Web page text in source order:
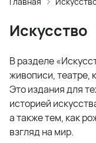
Искусство
В разделе
живописи, театре,
Это издания для
историей
а также тем, как
взгляд на мир.